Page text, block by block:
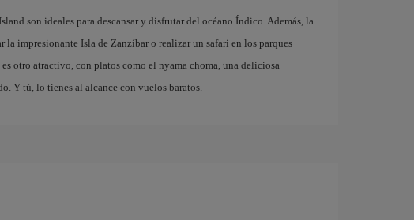
son ideales para descansar y disfrutar del océano Índico. Además, la
la impresionante Isla de Zanzíbar o realizar un safari en los parques
otro atractivo, con platos como el nyama choma, una deliciosa
Y tú, lo tienes al alcance con vuelos baratos.